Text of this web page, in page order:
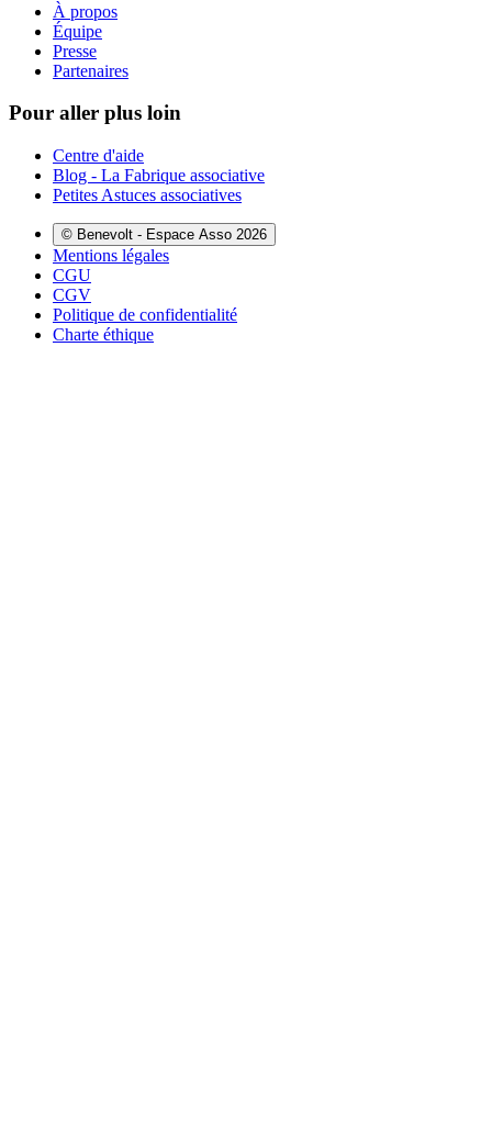
À propos
Équipe
Presse
Partenaires
Pour aller plus loin
Centre d'aide
Blog - La Fabrique associative
Petites Astuces associatives
© Benevolt - Espace Asso 2026
Mentions légales
CGU
CGV
Politique de confidentialité
Charte éthique